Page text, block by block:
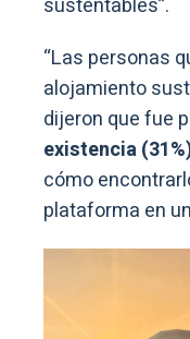
sustentables”.
“Las personas
alojamiento
dijeron que fue
existencia
cómo
plataforma en